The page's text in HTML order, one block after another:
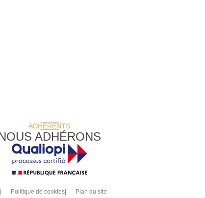
ADHÉRENTS
ADHÉRONS
Politique de cookies Plan du site